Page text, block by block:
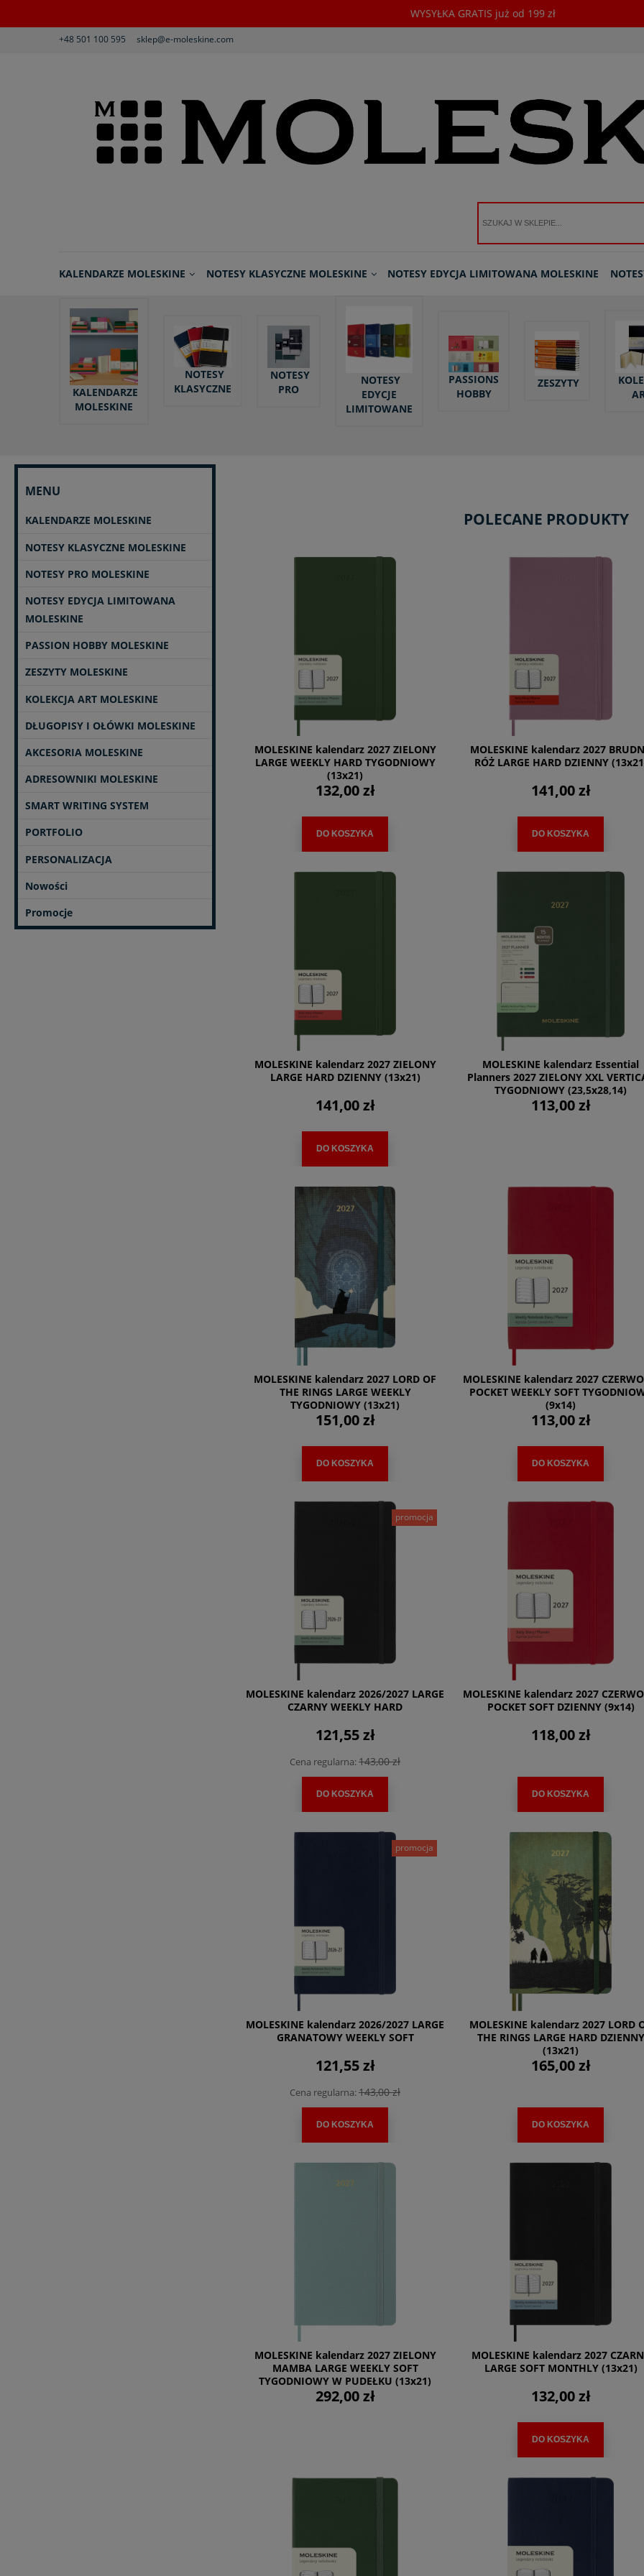
WYSYŁKA GRATIS już od 199 zł
+48 501 100 595 sklep@e-moleskine.com
KALENDARZE MOLESKINE NOTESY KLASYCZNE MOLESKINE NOTESY EDYCJA LIMITOWANA MOLESKINE
REGULAMIN
KALENDARZE
MOLESKINE
NOTESY
KLASYCZNE
NOTESY
PRO
NOTESY
EDYCJE
LIMITOWANE
PASSIONS
HOBBY
ZESZYTY
MENU
KALENDARZE MOLESKINE
NOTESY KLASYCZNE MOLESKINE
NOTESY PRO MOLESKINE
NOTESY EDYCJA LIMITOWANA
MOLESKINE
PASSION HOBBY MOLESKINE
ZESZYTY MOLESKINE
KOLEKCJA ART MOLESKINE
DŁUGOPISY I OŁÓWKI MOLESKINE
AKCESORIA MOLESKINE
ADRESOWNIKI MOLESKINE
SMART WRITING SYSTEM
PORTFOLIO
PERSONALIZACJA
Nowości
Promocje
POLECANE PRODUKTY
MOLESKINE kalendarz 2027 ZIELONY
LARGE WEEKLY HARD TYGODNIOWY
(13x21)
132,00 zł
DO KOSZYKA
MOLESKINE kalendarz 2027
RÓŻ LARGE HARD DZIENNY
141,00 zł
DO KOSZYKA
MOLESKINE kalendarz 2027 ZIELONY
LARGE HARD DZIENNY (13x21)
141,00 zł
DO KOSZYKA
MOLESKINE kalendarz Essential
Planners 2027 ZIELONY XXL
TYGODNIOWY (23,5x28,14)
113,00 zł
MOLESKINE kalendarz 2027 LORD OF
THE RINGS LARGE WEEKLY
TYGODNIOWY (13x21)
151,00 zł
DO KOSZYKA
MOLESKINE kalendarz 2027
POCKET WEEKLY SOFT
(9x14)
113,00 zł
DO KOSZYKA
MOLESKINE kalendarz 2026/2027 LARGE
CZARNY WEEKLY HARD
121,55 zł
Cena regularna:143,00 zł
DO KOSZYKA
promocja
MOLESKINE kalendarz 2027
POCKET SOFT DZIENNY (9x14)
118,00 zł
DO KOSZYKA
MOLESKINE kalendarz 2026/2027 LARGE
GRANATOWY WEEKLY SOFT
121,55 zł
Cena regularna:143,00 zł
DO KOSZYKA
promocja
MOLESKINE kalendarz 2027 LORD
THE RINGS LARGE HARD DZIENNY
(13x21)
165,00 zł
DO KOSZYKA
MOLESKINE kalendarz 2027 ZIELONY
MAMBA LARGE WEEKLY SOFT
TYGODNIOWY W PUDEŁKU (13x21)
292,00 zł
MOLESKINE kalendarz 2027
LARGE SOFT MONTHLY (13x21)
132,00 zł
DO KOSZYKA